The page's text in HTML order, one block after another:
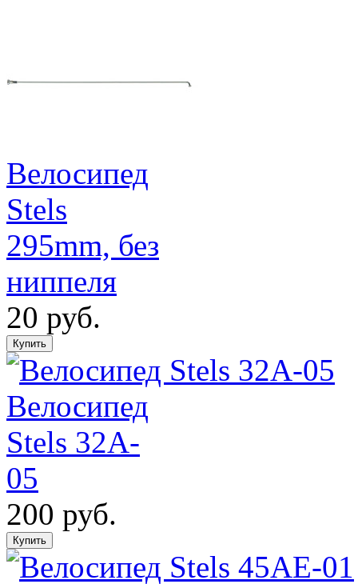
Велосипед
Stels
295mm, без
ниппеля
20 руб.
Велосипед
Stels 32A-
05
200 руб.